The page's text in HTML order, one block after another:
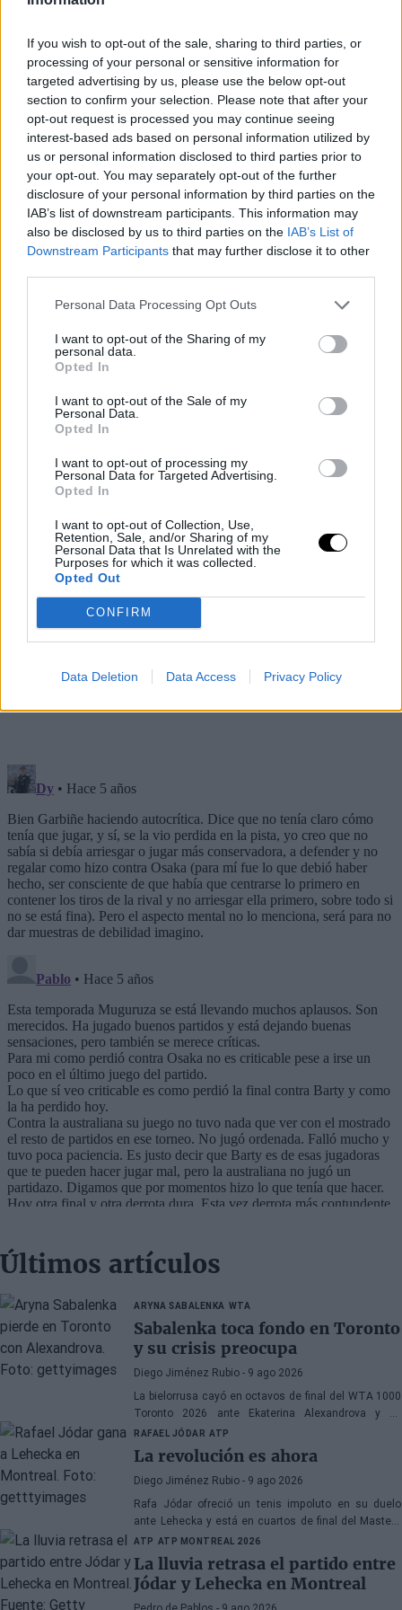
If you wish to opt-out of the sale, sharing to third parties, or
processing of your personal or sensitive information for
targeted advertising by us, please use the below opt-out
section to confirm your selection. Please note that after your
opt-out request is processed you may continue seeing
interest-based ads based on personal information utilized by
us or personal information disclosed to third parties prior to
your opt-out. You may separately opt-out of the further
disclosure of your personal information by third parties on the
IAB’s list of downstream participants. This information may
also be disclosed by us to third parties on the IAB’s List of
Downstream Participants that may further disclose it to other
Personal Data Processing Opt Outs
I want to opt-out of the Sharing of my
personal data.
Opted In
I want to opt-out of the Sale of my
Personal Data.
Opted In
I want to opt-out of processing my
Personal Data for Targeted Advertising.
Opted In
I want to opt-out of Collection, Use,
Retention, Sale, and/or Sharing of my
Personal Data that Is Unrelated with the
Purposes for which it was collected.
Opted Out
CONFIRM
Data Deletion Data Access Privacy Policy
como jugar hoy. No fue muy día, no entré en ritmo, no
pude dominar y ella se aprovechó de ello. He de jugar
mejor en los partido decisivos", confesó minutos
después.
Eso sí, a estas alturas de su carrera, Garbiñe también es
la primera que sabe hacer el balance correcto después
de un torneo así. "Independientemente del partido de
hoy, creo que ha sido una buena semana.
he jugado en toda la semana, pero siento que mi nivel
está ahí. Me llevo muchas cosas buenas de esta
semana aunque no me lleve el trofeo de campeona,
estoy contenta de haber hecho una final".
Últimos artículos
ARYNA SABALENKA WTA
Sabalenka toca fondo en Toronto
y su crisis preocupa
Diego Jiménez Rubio - 9 ago 2026
La bielorrusa cayó en octavos de final del WTA 1000
Toronto 2026 ante Ekaterina Alexandrova y ve
peligrar a corto plazo su permanencia como número
1 del mundo.
RAFAEL JÓDAR ATP
La revolución es ahora
Diego Jiménez Rubio - 9 ago 2026
Rafa Jódar ofreció un tenis impoluto en su duelo
ante Lehecka y está en cuartos de final del Masters
1000 de Montreal, donde se medirá a Arthur Fils.
ATP ATP MONTREAL 2026
La lluvia retrasa el partido entre
Jódar y Lehecka en Montreal